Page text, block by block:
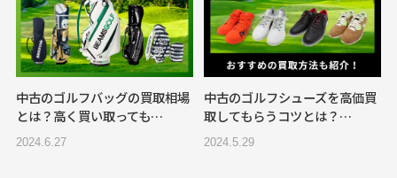
中古のゴルフバッグの買取相場
とは？高く買い取っても…
2024.6.27
中古のゴルフシューズを高価買
取してもらうコツとは？…
2024.5.29